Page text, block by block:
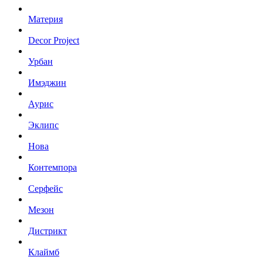
Материя
Decor Project
Урбан
Имэджин
Аурис
Эклипс
Нова
Контемпора
Серфейс
Мезон
Дистрикт
Клаймб